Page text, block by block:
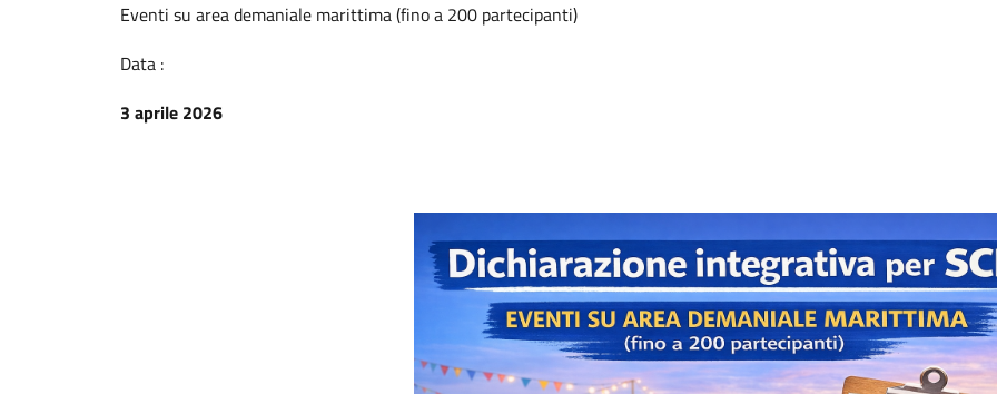
Eventi su area demaniale marittima (fino a 200 partecipanti)
Data :
3 aprile 2026